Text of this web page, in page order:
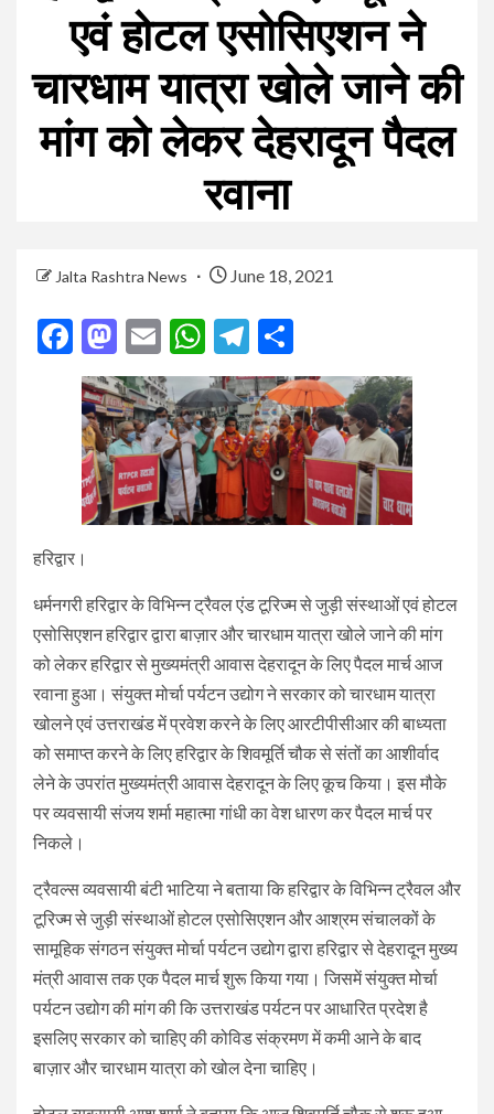
एवं होटल एसोसिएशन ने
चारधाम यात्रा खोले जाने की
मांग को लेकर देहरादून पैदल
रवाना
Jalta Rashtra News June 18, 2021
Facebook
Mastodon
EmailWhatsApp
Telegram
हरिद्वार।
धर्मनगरी हरिद्वार के विभिन्न ट्रैवल एंड टूरिज्म से जुड़ी संस्थाओं एवं होटल
एसोसिएशन हरिद्वार द्वारा बाज़ार और चारधाम यात्रा खोले जाने की मांग
को लेकर हरिद्वार से मुख्यमंत्री आवास देहरादून के लिए पैदल मार्च आज
रवाना हुआ। संयुक्त मोर्चा पर्यटन उद्योग ने सरकार को चारधाम यात्रा
खोलने एवं उत्तराखंड में प्रवेश करने के लिए आरटीपीसीआर की बाध्यता
को समाप्त करने के लिए हरिद्वार के शिवमूर्ति चौक से संतों का आशीर्वाद
लेने के उपरांत मुख्यमंत्री आवास देहरादून के लिए कूच किया। इस मौके
पर व्यवसायी संजय शर्मा महात्मा गांधी का वेश धारण कर पैदल मार्च पर
निकले।
ट्रैवल्स व्यवसायी बंटी भाटिया ने बताया कि हरिद्वार के विभिन्न ट्रैवल और
टूरिज्म से जुड़ी संस्थाओं होटल एसोसिएशन और आश्रम संचालकों के
सामूहिक संगठन संयुक्त मोर्चा पर्यटन उद्योग द्वारा हरिद्वार से देहरादून मुख्य
मंत्री आवास तक एक पैदल मार्च शुरू किया गया। जिसमें संयुक्त मोर्चा
पर्यटन उद्योग की मांग की कि उत्तराखंड पर्यटन पर आधारित प्रदेश है
इसलिए सरकार को चाहिए की कोविड संक्रमण में कमी आने के बाद
बाज़ार और चारधाम यात्रा को खोल देना चाहिए।